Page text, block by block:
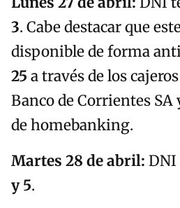
3. Cabe destacar que
disponible de forma
25 a través de los
Banco de Corrientes
de homebanking.
Martes 28 de abril: DNI
y 5.